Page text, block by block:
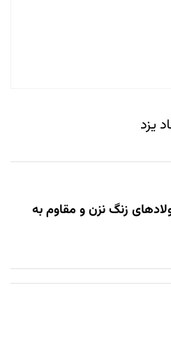
زنگ نزن و مقاوم به